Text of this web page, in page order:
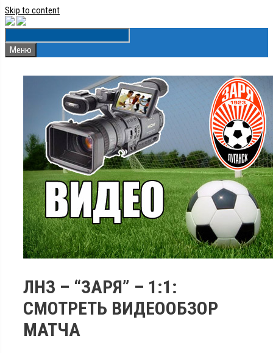
Skip to content
Меню
ЛНЗ – “ЗАРЯ” – 1:1:
СМОТРЕТЬ ВИДЕООБЗОР
МАТЧА